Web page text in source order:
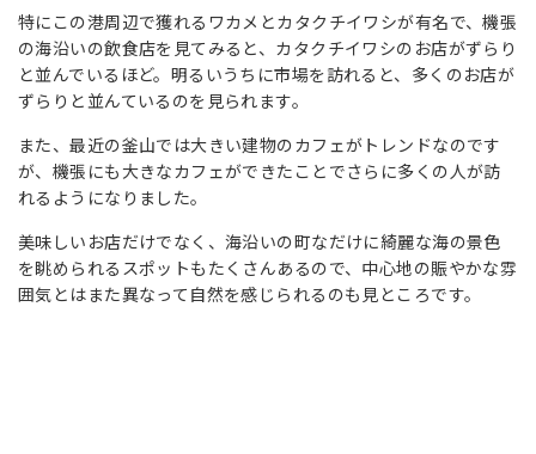
特にこの港周辺で獲れるワカメとカタクチイワシが有名で、機張
の海沿いの飲食店を見てみると、カタクチイワシのお店がずらり
と並んでいるほど。明るいうちに市場を訪れると、多くのお店が
ずらりと並んているのを見られます。
また、最近の釜山では大きい建物のカフェがトレンドなのです
が、機張にも大きなカフェができたことでさらに多くの人が訪
れるようになりました。
美味しいお店だけでなく、海沿いの町なだけに綺麗な海の景色
を眺められるスポットもたくさんあるので、中心地の賑やかな雰
囲気とはまた異なって自然を感じられるのも見ところです。